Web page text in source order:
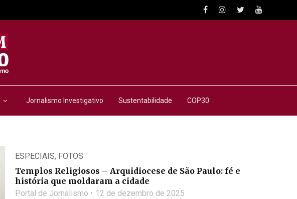
Jornalismo Investigativo Sustentabilidade COP30
ESPECIAIS, FOTOS
Templos Religiosos – Arquidiocese de São Paulo: fé e
história que moldaram a cidade
Portal de Jornalismo 12 de dezembro de 2025